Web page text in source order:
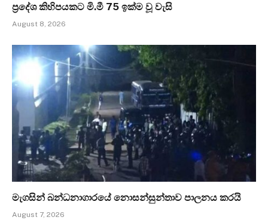
ප්‍රදේශ කිහිපයකට මි.මී 75 ඉක්ම වූ වැසි
August 8, 2026
මැගසින් බන්ධනාගාරයේ නොසන්සුන්තාව පාලනය කරයි
August 7, 2026